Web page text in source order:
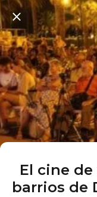
El cine
barrios de